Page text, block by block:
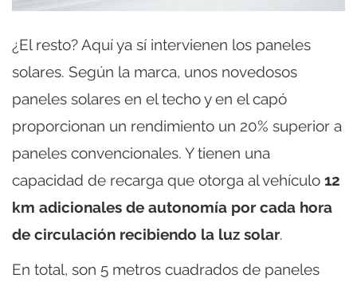
¿El resto? Aquí ya sí intervienen los paneles
solares. Según la marca, unos novedosos
paneles solares en el techo y en el capó
proporcionan un rendimiento un 20% superior a
paneles convencionales. Y tienen una
capacidad de recarga que otorga al vehículo 12
km adicionales de autonomía por cada hora
de circulación recibiendo la luz solar.
En total, son 5 metros cuadrados de paneles